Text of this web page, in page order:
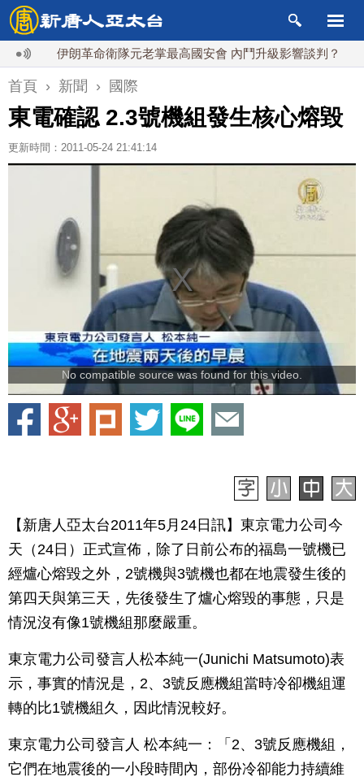
伊朗革命衛隊元老掌最高國安會 內鬥升級影響談判？
首頁 › 新聞 › 國際
東電確認 2.3號機組發生核心熔毀
更新時間：2011-05-24 21:41:14
No compatible source was found for this video.
【新唐人亞太台2011年5月24日訊】東京電力公司今
天（24日）正式宣佈，除了日前公布的福島一號機已
經爐心熔毀之外，2號機與3號機也都在地震發生後的
第四天與第三天，先後發生了爐心熔毀的事態，只是
情況沒有像1號機組那麼嚴重。
東京電力公司發言人松本純一(Junichi Matsumoto)表
示，事實的情況是，2、3號反應機組當時冷卻機組運
轉的比1號機組久，因此情況較好。
東京電力公司發言人 松本純一：「2、3號反應機組，
它們在地震後的一小段時間內，部份冷卻能力持續維